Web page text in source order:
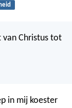
van Christus tot
in mij koester